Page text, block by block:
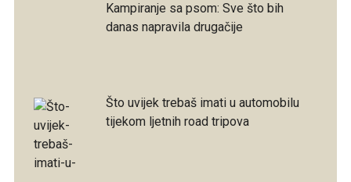
Kampiranje sa psom: Sve što bih
danas napravila drugačije
Što uvijek trebaš imati u automobilu
tijekom ljetnih road tripova